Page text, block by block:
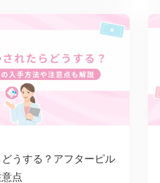
うする？アフターピル
点